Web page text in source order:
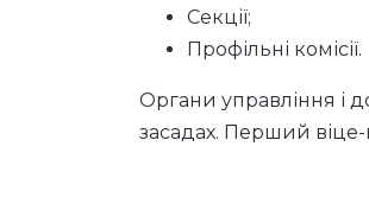
Секції;
Профільні комісії.
Органи управління і
засадах. Перший віце-